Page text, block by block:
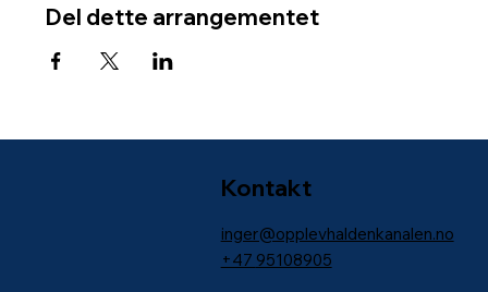
Del dette arrangementet
Kontakt
inger@opplevhaldenkanalen.no
+47 95108905